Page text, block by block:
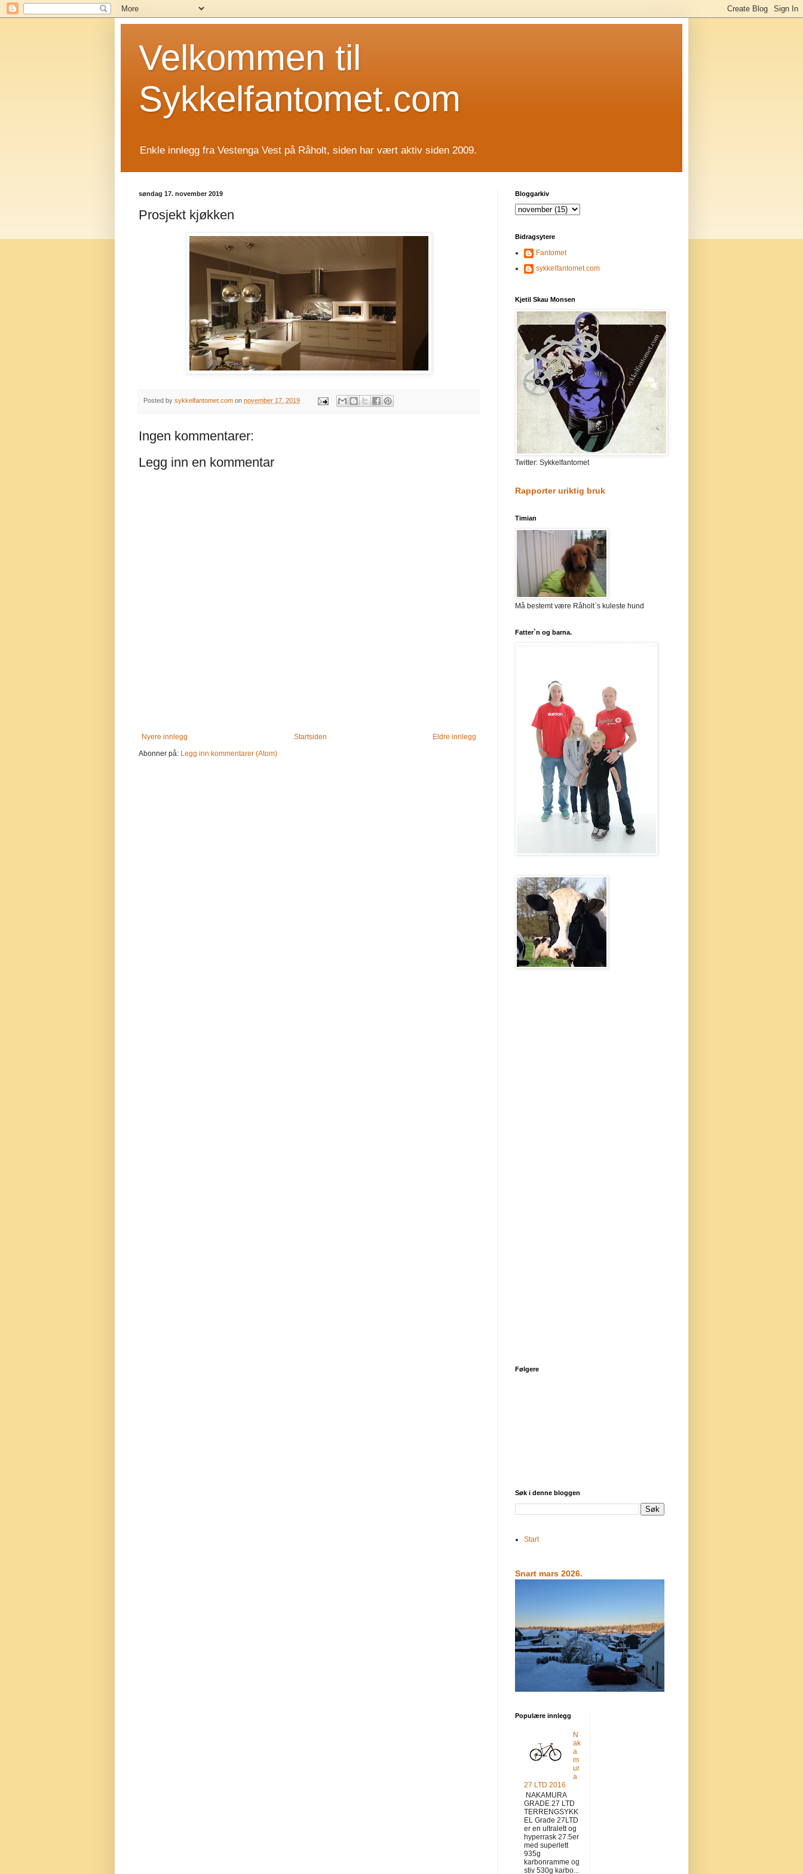
Velkommen til
Sykkelfantomet.com
Enkle innlegg fra Vestenga Vest på Råholt, siden har vært aktiv siden 2009.
søndag 17. november 2019
Prosjekt kjøkken
Posted by sykkelfantomet.com on november 17, 2019
Ingen kommentarer:
Legg inn en kommentar
Nyere innlegg Eldre innlegg
Startsiden
Abonner på: Legg inn kommentarer (Atom)
Bloggarkiv
Bidragsytere
Fantomet
sykkelfantomet.com
Kjetil Skau Monsen
Twitter: Sykkelfantomet
Rapporter uriktig bruk
Timian
Må bestemt være Råholt`s kuleste hund
Fatter`n og barna.
Følgere
Søk i denne bloggen
Start
Snart mars 2026.
Populære innlegg
N
ak
a
m
ur
a
27 LTD 2016
NAKAMURA
GRADE 27 LTD
TERRENGSYKK
EL Grade 27LTD
er en ultralett og
hyperrask 27.5er
med superlett
935g
karbonramme og
stiv 530g karbo...